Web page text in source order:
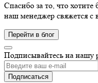
Спасибо за то, что
наш менеджер свяжется с
Подписывайтесь на нашу